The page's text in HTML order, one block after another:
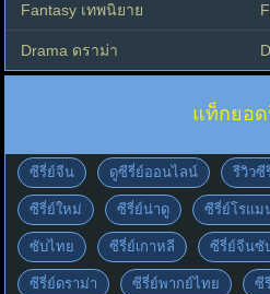
Fantasy เทพนิยาย
Drama ดราม่า
แท็กยอ
ซีรี่ย์จีน ดูซีรี่ย์ออนไลน์ รีวิวซี
ซีรี่ย์ใหม่ ซีรี่ย์น่าดู ซีรี่ย์โรแม
ซับไทย ซีรี่ย์เกาหลี ซีรี่ย์จีนซั
ซีรี่ย์ดราม่า ซีรี่ย์พากย์ไทย ซี